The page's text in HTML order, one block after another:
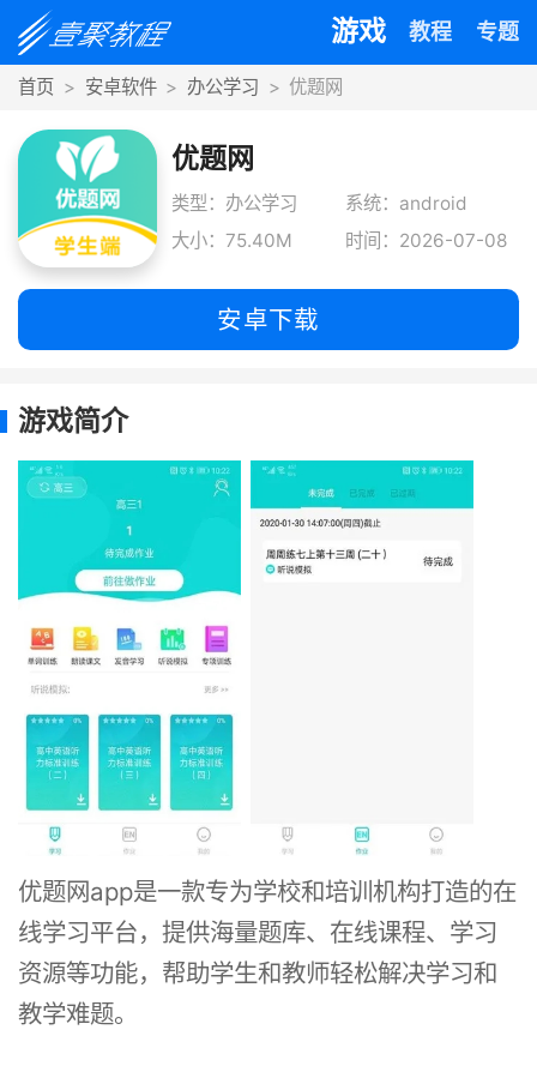
游戏 教程 专题
首页 安卓软件 办公学习 优题网
优题网
类型：办公学习
系统：android
大小：75.40M
时间：2026-07-08
安卓下载
游戏简介
优题网app是一款专为学校和培训机构打造的在
线学习平台，提供海量题库、在线课程、学习
资源等功能，帮助学生和教师轻松解决学习和
教学难题。